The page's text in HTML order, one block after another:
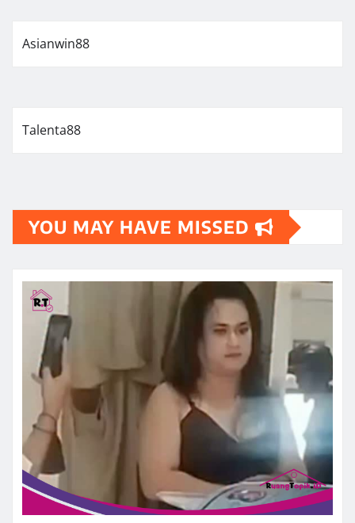
Asianwin88
Talenta88
YOU MAY HAVE MISSED